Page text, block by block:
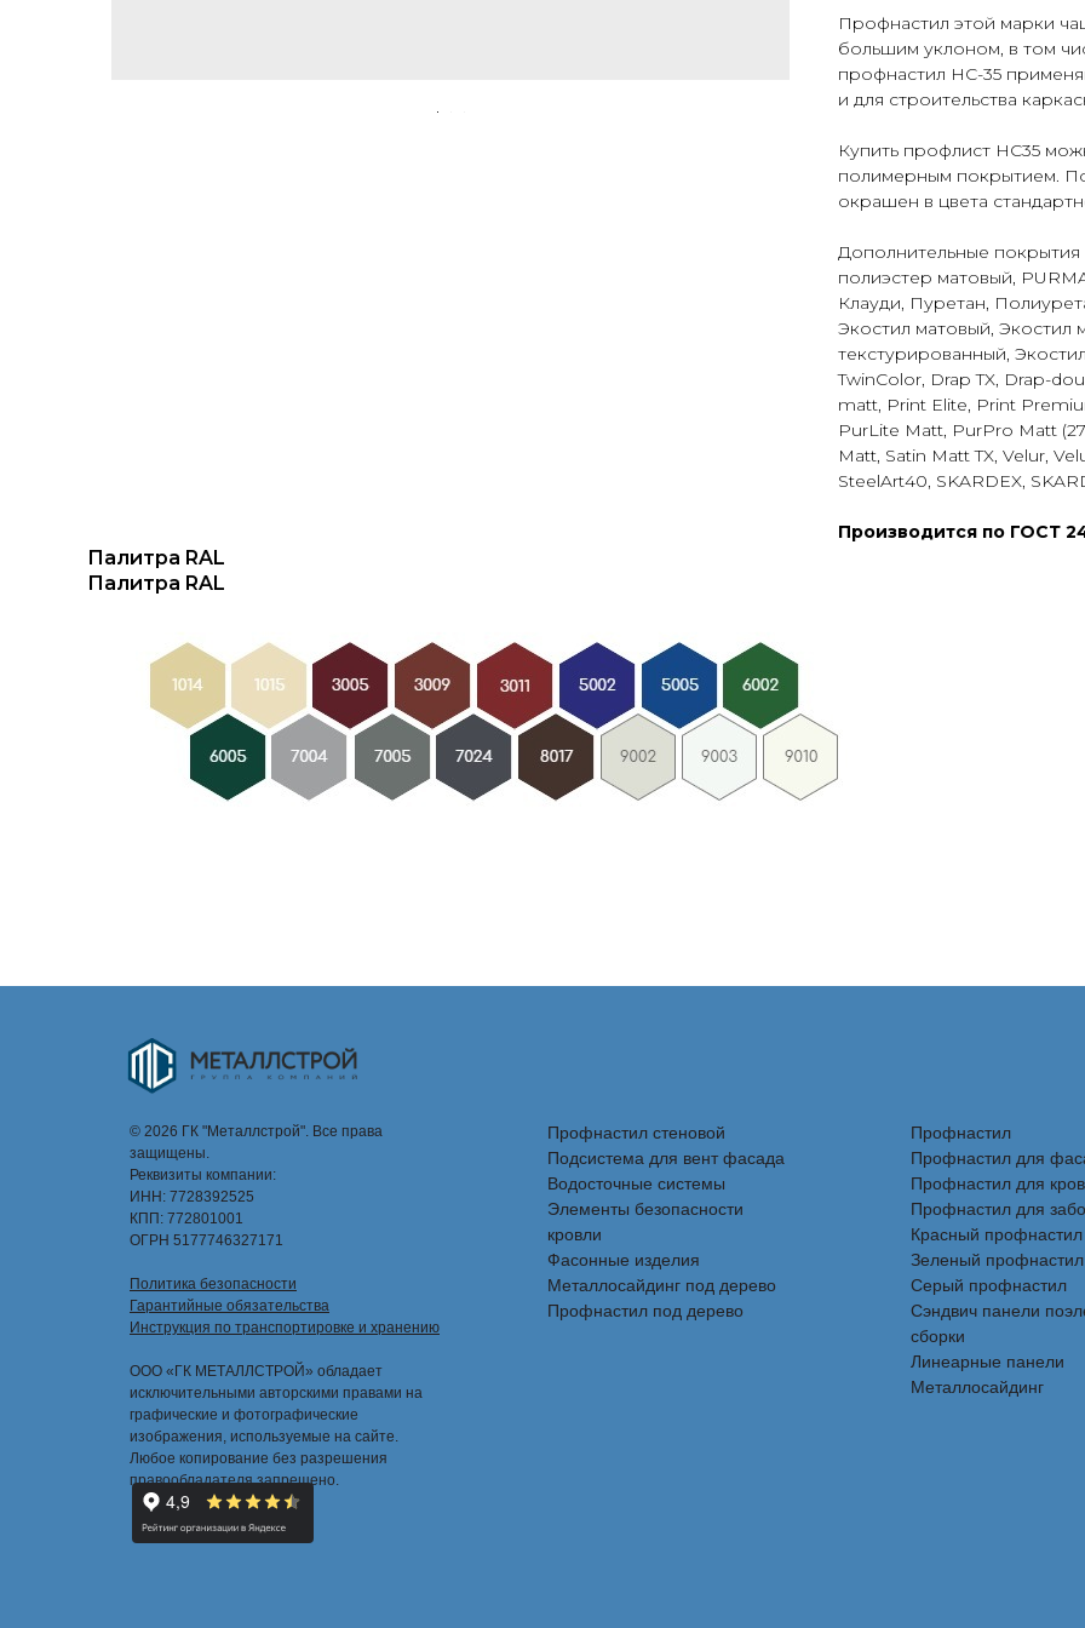
Профнастил этой марки
большим уклоном, в том
профнастил НС-35
и для строительства
Купить профлист НС35
полимерным покрытием.
окрашен в цвета
Дополнительные покрытия
полиэстер матовый,
Клауди, Пуретан,
Экостил матовый, Экостил
текстурированный,
TwinColor, Drap TX, Drap-
matt, Print Elite, Print
PurLite Matt, PurPro Matt
Matt, Satin Matt TX, Velur,
SteelArt40, SKARDEX,
Производится по ГОСТ
Палитра RAL
Палитра RAL
© 2026 ГК "Металлстрой". Все права
защищены.
Реквизиты компании:
ИНН: 7728392525
КПП: 772801001
ОГРН 5177746327171
Политика безопасности
Гарантийные обязательства
Инструкция по транспортировке и хранению
ООО «ГК МЕТАЛЛСТРОЙ» обладает
исключительными авторскими правами на
графические и фотографические
изображения, используемые на сайте.
Любое копирование без разрешения
правообладателя запрещено.
Профнастил стеновой
Подсистема для вент фасада
Водосточные системы
Элементы безопасности
кровли
Фасонные изделия
Металлосайдинг под дерево
Профнастил под дерево
Профнастил
Профнастил для
Профнастил для
Профнастил для
Красный профнастил
Зеленый профнастил
Серый профнастил
Сэндвич панели
сборки
Линеарные панели
Металлосайдинг